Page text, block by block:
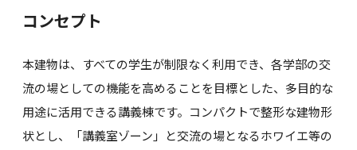
コンセプト
本建物は、すべての学生が制限なく利用でき、各学部の交
流の場としての機能を高めることを目標とした、多目的な
用途に活用できる講義棟です。コンパクトで整形な建物形
状とし、「講義室ゾーン」と交流の場となるホワイエ等の